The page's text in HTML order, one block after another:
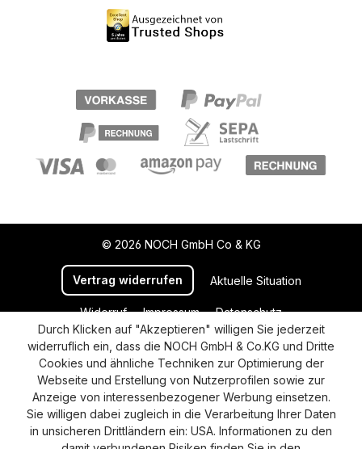
© 2026 NOCH GmbH Co & KG
Vertrag widerrufen Aktuelle Situation
Widerruf Impressum
Datenschutz
Versand und Zahlung
AGB
Cookie-Einstellungen
Barrierefreiheitserklärung
Durch Klicken auf "Akzeptieren" willigen Sie jederzeit
widerruflich ein, dass die NOCH GmbH & Co.KG und Dritte
Cookies und ähnliche Techniken zur Optimierung der
Webseite und Erstellung von Nutzerprofilen sowie zur
Anzeige von interessenbezogener Werbung einsetzen.
Sie willigen dabei zugleich in die Verarbeitung Ihrer Daten
in unsicheren Drittländern ein: USA. Informationen zu den